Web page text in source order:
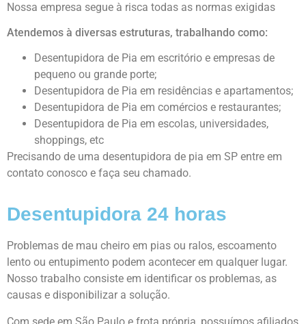
Nossa empresa segue à risca todas as normas exigidas
Atendemos à diversas estruturas, trabalhando como:
Desentupidora de Pia em escritório e empresas de
pequeno ou grande porte;
Desentupidora de Pia em residências e apartamentos;
Desentupidora de Pia em comércios e restaurantes;
Desentupidora de Pia em escolas, universidades,
shoppings, etc
Precisando de uma desentupidora de pia em SP entre em
contato conosco e faça seu chamado.
Desentupidora 24 horas
Problemas de mau cheiro em pias ou ralos, escoamento
lento ou entupimento podem acontecer em qualquer lugar.
Nosso trabalho consiste em identificar os problemas, as
causas e disponibilizar a solução.
Com sede em São Paulo e frota própria, possuímos afiliados